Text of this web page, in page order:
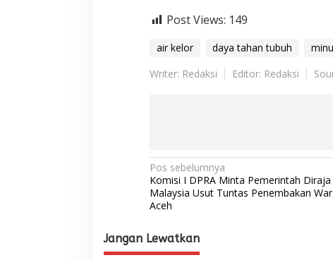
Post Views: 149
air kelor daya tahan tubuh
Writer: Redaksi
Editor: Redaksi
N
a
v
i
g
Pos sebelumnya
Komisi I DPRA Minta Pemerintah Diraja
Malaysia Usut Tuntas Penembakan
Aceh
Jangan Lewatkan